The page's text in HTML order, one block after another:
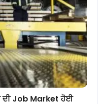
ਦੀ Job Market ਹੋਈ